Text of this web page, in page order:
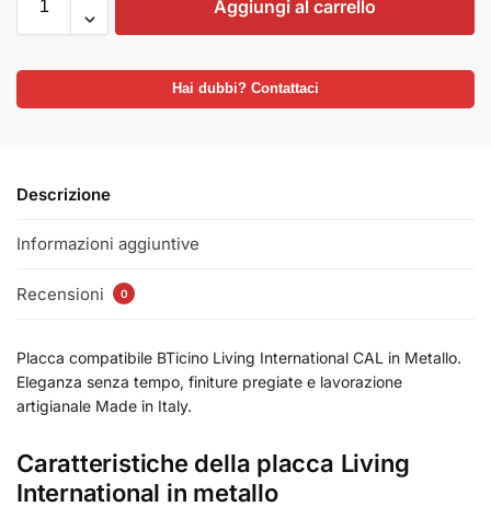
Aggiungi al carrello
Hai dubbi? Contattaci
Descrizione
Informazioni aggiuntive
Recensioni 0
Placca compatibile BTicino Living International CAL in Metallo.
Eleganza senza tempo, finiture pregiate e lavorazione
artigianale Made in Italy.
Caratteristiche della placca Living
International in metallo